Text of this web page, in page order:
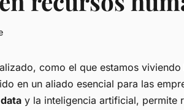
como el que estamos
en un aliado esencial para las
y la inteligencia artificial, permite